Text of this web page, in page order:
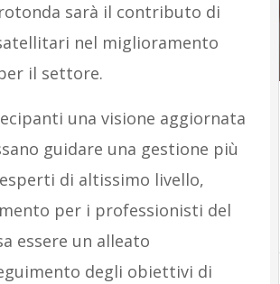
sarà il contributo di
nel miglioramento
il settore.
una visione aggiornata
guidare una gestione più
di altissimo livello,
per i professionisti del
essere un alleato
degli obiettivi di